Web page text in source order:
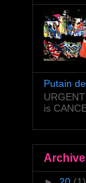
Putain
is